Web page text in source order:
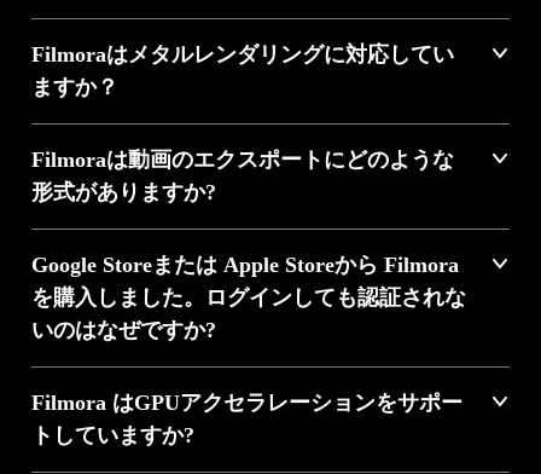
動きを描き
細部まで思いどおりに
Creative Assets
数百万点のロイヤリティフリー素材にアクセスし、すぐに使える
テンプレートや多彩なエフェクトを活用できます。 インスピレー
ションを得て、アイデアをより魅力的に表現しましょう。
Filmoraはメタルレンダリングに対応してい
ますか？
Filmoraは動画のエクスポートにどのような
形式がありますか?
Google Storeまたは Apple Storeから Filmora
を購入しました。ログインしても認証されな
いのはなぜですか?
Filmora はGPUアクセラレーションをサポー
トしていますか?